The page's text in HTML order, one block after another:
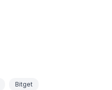
Bitget